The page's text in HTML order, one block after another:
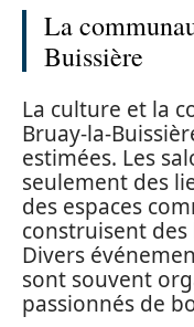
La
Buissière
La culture et la
Bruay-la-
estimées. Les
seulement des
des espaces
construisent
Divers
sont souvent
passionnés de